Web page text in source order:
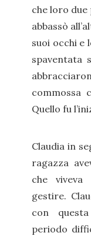
che loro
abbassò
suoi occhi e
spaventata
commossa
Quello fu
Claudia in
ragazza
che
gestire.
con
periodo